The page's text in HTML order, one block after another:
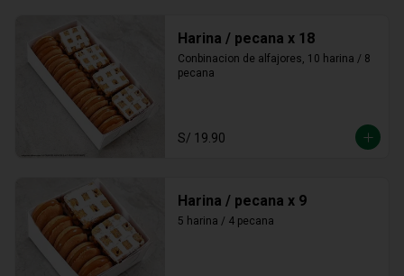
Harina / pecana x 18
Conbinacion de alfajores, 10 harina / 8
pecana
S/ 19.90
Harina / pecana x 9
5 harina / 4 pecana